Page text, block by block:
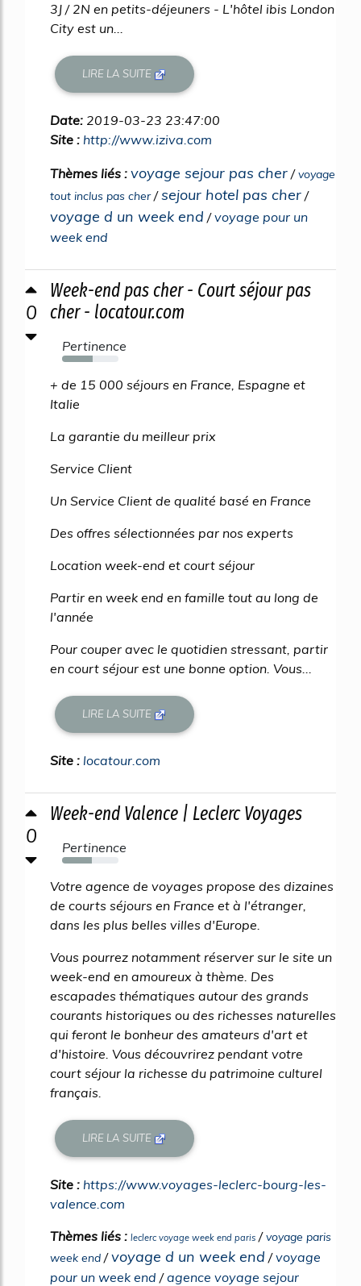
3J / 2N en petits-déjeuners - L'hôtel ibis London
City est un...
LIRE LA SUITE
Date: 2019-03-23 23:47:00
Site : http://www.iziva.com
Thèmes liés : voyage sejour pas cher /voyage
tout inclus pas cher/sejour hotel pas cher /
voyage d un week end /voyage pour un
week end
0
Week-end pas cher - Court séjour pas
cher - locatour.com
Pertinence
54%
+ de 15 000 séjours en France, Espagne et
Italie
La garantie du meilleur prix
Service Client
Un Service Client de qualité basé en France
Des offres sélectionnées par nos experts
Location week-end et court séjour
Partir en week end en famille tout au long de
l'année
Pour couper avec le quotidien stressant, partir
en court séjour est une bonne option. Vous...
LIRE LA SUITE
Site : locatour.com
0
Week-end Valence | Leclerc Voyages
Pertinence
53%
Votre agence de voyages propose des dizaines
de courts séjours en France et à l'étranger,
dans les plus belles villes d'Europe.
Vous pourrez notamment réserver sur le site un
week-end en amoureux à thème. Des
escapades thématiques autour des grands
courants historiques ou des richesses naturelles
qui feront le bonheur des amateurs d'art et
d'histoire. Vous découvrirez pendant votre
court séjour la richesse du patrimoine culturel
français.
LIRE LA SUITE
Site : https://www.voyages-leclerc-bourg-les-
valence.com
Thèmes liés : leclerc voyage week end paris /voyage paris
week end /voyage d un week end /voyage
pour un week end /agence voyage sejour